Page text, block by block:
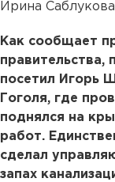
Ирина
Как сообщает
посетил Игорь
Гоголя, где
поднялся на
работ.
сделал
запах